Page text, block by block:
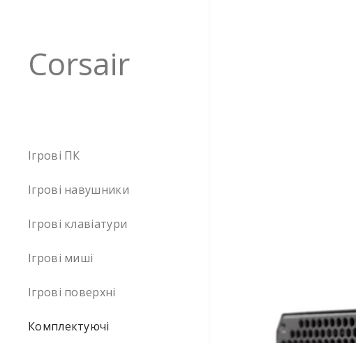
Corsair
Ігрові ПК
Ігрові навушники
Ігрові клавіатури
Ігрові миші
Ігрові поверхні
Комплектуючі